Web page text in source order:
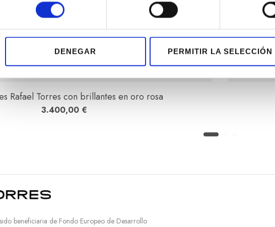
DENEGAR PERMITIR LA SELECCIÓN
Rafael Torres con brillantes en oro rosa
3.400,00 €
beneficiaria de Fondo Europeo de Desarrollo